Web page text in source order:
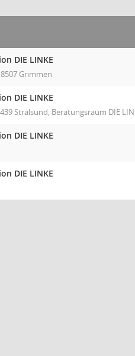
DIE LINKE
Grimmen
DIE LINKE
Stralsund, Beratungsraum DIE
DIE LINKE
DIE LINKE